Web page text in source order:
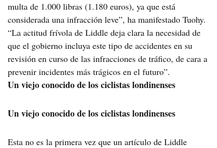
multa de 1.000 libras (1.180 euros), ya que está
considerada una infracción leve”, ha manifestado Tuohy.
“La actitud frívola de Liddle deja clara la necesidad de
que el gobierno incluya este tipo de accidentes en su
revisión en curso de las infracciones de tráfico, de cara a
prevenir incidentes más trágicos en el futuro”.
Un viejo conocido de los ciclistas londinenses
Un viejo conocido de los ciclistas londinenses
Esta no es la primera vez que un artículo de Liddle